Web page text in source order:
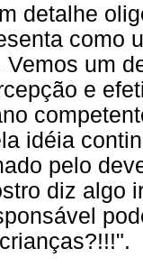
detalhe
como
um
e
idéia
pelo
diz algo